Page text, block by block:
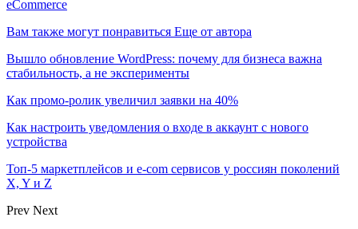
eCommerce
Вам также могут понравиться Еще от автора
Вышло обновление WordPress: почему для бизнеса важна
стабильность, а не эксперименты
Как промо-ролик увеличил заявки на 40%
Как настроить уведомления о входе в аккаунт с нового
устройства
Топ-5 маркетплейсов и e-com сервисов у россиян поколений
X, Y и Z
Prev Next